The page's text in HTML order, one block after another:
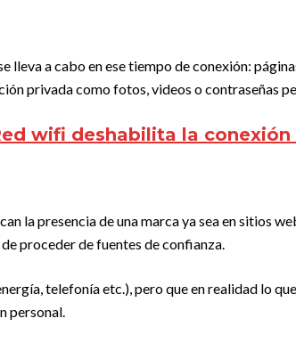
lleva a cabo en ese tiempo de conexión:
privada como fotos, videos o contraseñas
wifi deshabilita la conexión
la presencia de una marca ya sea en sitios
proceder de fuentes de confianza.
telefonía etc.), pero que en realidad lo
personal.